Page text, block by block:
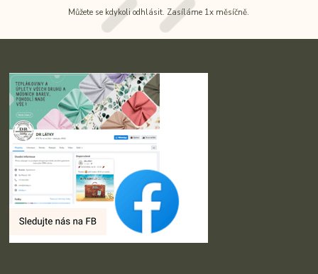
Můžete se kdykoli odhlásit. Zasíláme 1x měsíčně.